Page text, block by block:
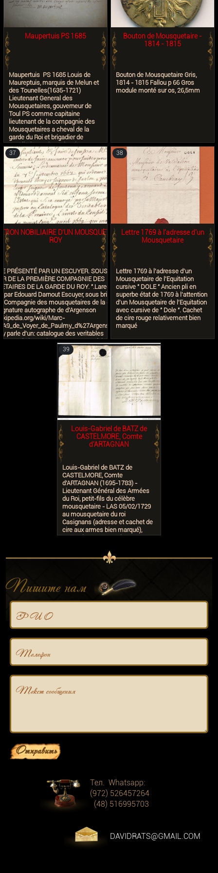
Grenoble, fils de François, a
épousé en 1739 à Grenoble
Françoise Angélique De MICHEL
DU SOZEY. Cf: Geneanet et AD
Isère. A étudier. Archives
familiales.
anniversaire de l'événement et le
racontant par le Menu. > Lettre /
Facture du 17 MAI 1961 de Jean
POTHION, célèbre expert "LA
POSTE AUX LETTRES" vendeur
de ce pli à l'alors président du
club philatélique d'ANGERS.
Maupertuis PS 1685
Maupertuis PS 1685 Louis de
Maureptuis, marquis de Melun et
des Tounelles(1635-1721)
Lieutenant General des
Mousquetaires, gouverneur de
Toul PS comme capitaine
lieutenant de la compagnie des
Mousquetaires a cheval de la
garde du Roi et brigadier de
cavallerie, Paris, 16 janvier 1685,
1/2 p. in-4
Bouton de Mousquetaire -
1814 - 1815
Bouton de Mousquetaire Gris,
1814 - 1815 Fallou p 66 Gros
module monté sur os, 26,5mm
NOBILIAIRE D'UN MOUSQUETAIRE DU
ROY
PRÉSENTÉ PAR UN ESCUYER. SOUS
DE LA PREMIÈRE COMPAGNIE DES
DE LA GARDE DU ROY. ".Larequest
par Edouard Darnout Escuyer, sous brigadier de
Compagnie des mousquetaires de la garde du
autographe de d'Argenson
wiki/Marc-
y parle d'un: catalogue des veritables
de la province.... Document fait à Paris le 5
en marge: "pièce unique" Grand
en papier vélin plié en deux . 33.5x22 cm plis et
37
Lettre 1769 à l'adresse d'un
Mousquetaire
Lettre 1769 à l'adresse d'un
Mousquetaire de l'Equitation
cursive " DOLE " Ancien pli en
superbe état de 1769 à l'attention
d'un Mousquetaire de l'Equitation
avec cursive de " Dole ". Cachet
de cire rouge relativement bien
marqué
38
Louis-Gabriel de BATZ de
CASTELMORE, Comte
d'ARTAGNAN
Louis-Gabriel de BATZ de
CASTELMORE, Comte
d'ARTAGNAN (1695-1783) -
Lieutenant Général des Armées
du Roi, petit-fils du célèbre
mousquetaire - LAS 05/02/1729
au mousquetaire du roi
Casignans (adresse et cachet de
cire aux armes bien marqué),
remerciements pour la
correspondant dans la
douloureuse perte qu'il vient de
39
Пишите нам
Ф И О
Телефон
Текст сообщения
Отправить
Тел. Whatsapp:
(972) 526457264
(48) 516995703
DAVIDRATS@GMAIL.COM